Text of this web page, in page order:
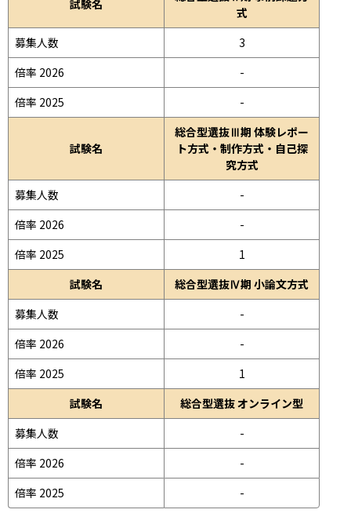
試験名
式
募集人数
3
倍率 2026
-
倍率 2025
-
試験名
総合型選抜Ⅲ期 体験レポー
ト方式・制作方式・自己探
究方式
募集人数
-
倍率 2026
-
倍率 2025
1
試験名
総合型選抜Ⅳ期 小論文方式
募集人数
-
倍率 2026
-
倍率 2025
1
試験名
総合型選抜 オンライン型
募集人数
-
倍率 2026
-
倍率 2025
-